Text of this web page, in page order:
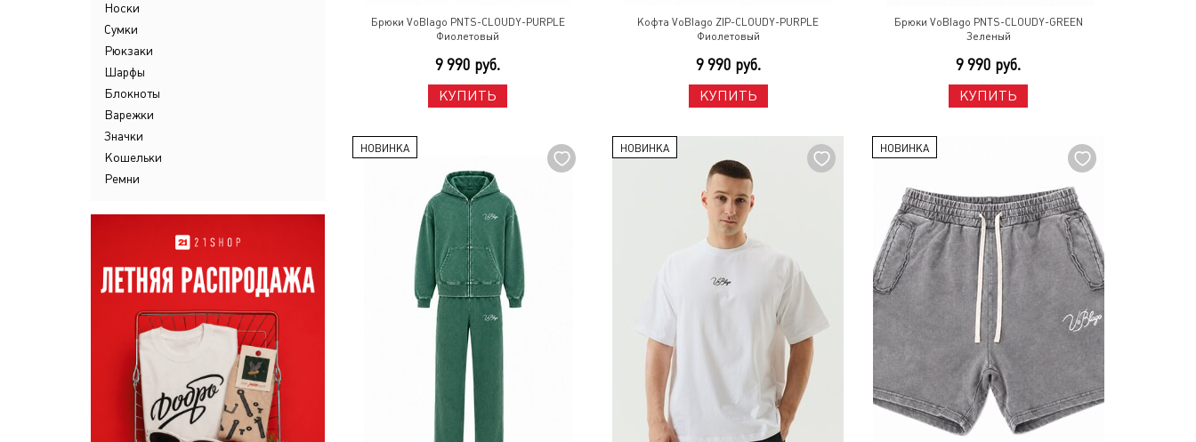
Носки
Сумки
Рюкзаки
Шарфы
Блокноты
Варежки
Значки
Кошельки
Ремни
Брюки VoBlago PNTS-CLOUDY-PURPLE
Фиолетовый
9 990 руб.
КУПИТЬ
Кофта VoBlago ZIP-CLOUDY-PURPLE
Фиолетовый
9 990 руб.
КУПИТЬ
Брюки VoBlago PNTS-CLOUDY-GREEN
Зеленый
9 990 руб.
КУПИТЬ
НОВИНКА НОВИНКА НОВИНКА